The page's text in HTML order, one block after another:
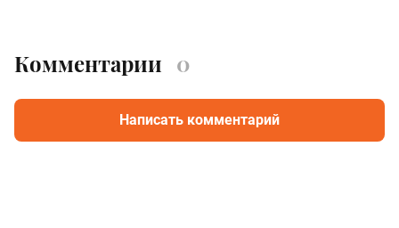
Комментарии 0
Написать комментарий